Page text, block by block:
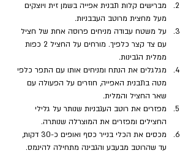
מברישים קלות תבנית אפייה בשמן זית ויוצקים
מעל מחצית מרוטב העבבניות.
על משטח עבודה מניחים פרוסה אחת של חציל
עם צד קצר כלפיך. מורחים על החציל 2 כפות
ממלית הגבינות.
מגלגלים את הנתח ומניחים אותו עם התפר כלפי
מטה בתבנית האפייה, חוזרים על הפעולה עם
שאר החציל והמלית.
מפזרים את רוטב העגבניות שנותר על גלילי
החצילים ומפזרים את המוצרלה שנותרה.
מכסים את הכלי בנייר כסף ואופים כ-30 דקות,
עד שהרוטב מבעבע והגבינה מתחילה להינמס.